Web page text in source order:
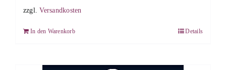
zzgl.Versandkosten
In den Warenkorb Details